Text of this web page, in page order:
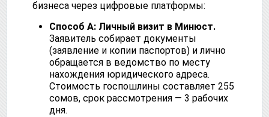
бизнеса через цифровые платформы:
Способ А: Личный визит в Минюст.
Заявитель собирает документы
(заявление и копии паспортов) и лично
обращается в ведомство по месту
нахождения юридического адреса.
Стоимость госпошлины составляет 255
сомов, срок рассмотрения — 3 рабочих
дня.